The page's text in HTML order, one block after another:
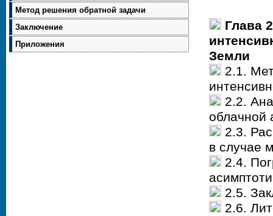
Метод решения обратной задачи
Заключение
Приложения
Глава
Земли
2.1.
2.2.
облачной
2.3.
в случае
2.4.
2.5.
2.6.